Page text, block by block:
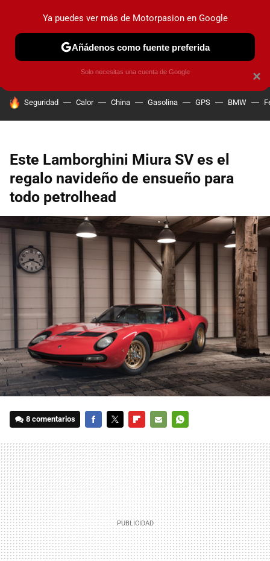
PRUEBAS COCHES ELÉCTRICOS OBSERVATORIO
HOY SE HABLA DE
Seguridad Calor China Gasolina GPS BMW
Este Lamborghini Miura SV es el
regalo navideño de ensueño para
todo petrolhead
8 comentarios
MAIL
×
Ya puedes ver más de Motorpasion en Google
Añádenos como fuente preferida
Solo necesitas una cuenta de Google